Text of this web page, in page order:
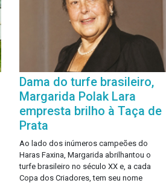
Dama do turfe brasileiro,
Margarida Polak Lara
empresta brilho à Taça de
Prata
Ao lado dos inúmeros campeões do
Haras Faxina, Margarida abrilhantou o
turfe brasileiro no século XX e, a cada
Copa dos Criadores, tem seu nome